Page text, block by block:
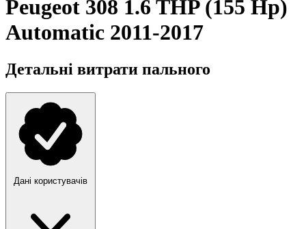
Peugeot 308 1.6 THP (155 Hp)
Automatic 2011-2017
Детальні витрати пального
Дані користувачів